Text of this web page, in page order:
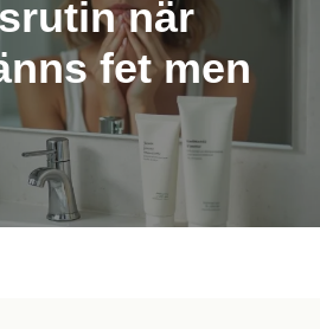
när
fet men